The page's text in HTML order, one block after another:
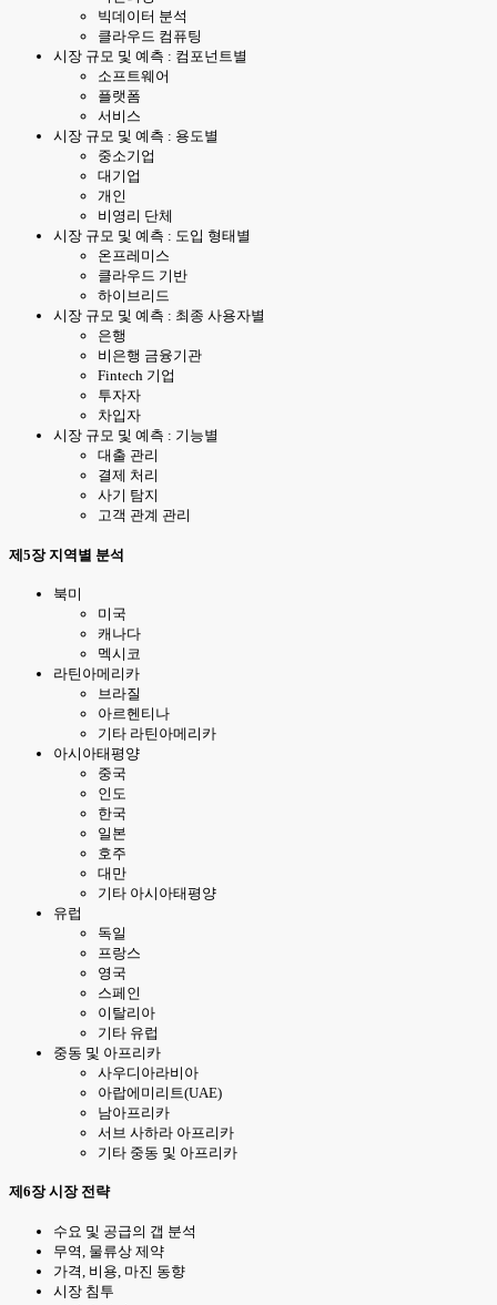
빅데이터 분석
클라우드 컴퓨팅
시장 규모 및 예측 : 컴포넌트별
소프트웨어
플랫폼
서비스
시장 규모 및 예측 : 용도별
중소기업
대기업
개인
비영리 단체
시장 규모 및 예측 : 도입 형태별
온프레미스
클라우드 기반
하이브리드
시장 규모 및 예측 : 최종 사용자별
은행
비은행 금융기관
Fintech 기업
투자자
차입자
시장 규모 및 예측 : 기능별
대출 관리
결제 처리
사기 탐지
고객 관계 관리
제5장 지역별 분석
북미
미국
캐나다
멕시코
라틴아메리카
브라질
아르헨티나
기타 라틴아메리카
아시아태평양
중국
인도
한국
일본
호주
대만
기타 아시아태평양
유럽
독일
프랑스
영국
스페인
이탈리아
기타 유럽
중동 및 아프리카
사우디아라비아
아랍에미리트(UAE)
남아프리카
서브 사하라 아프리카
기타 중동 및 아프리카
제6장 시장 전략
수요 및 공급의 갭 분석
무역, 물류상 제약
가격, 비용, 마진 동향
시장 침투